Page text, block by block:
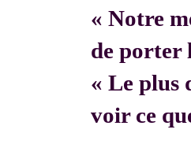
« Notre
de porter
« Le plus
voir ce